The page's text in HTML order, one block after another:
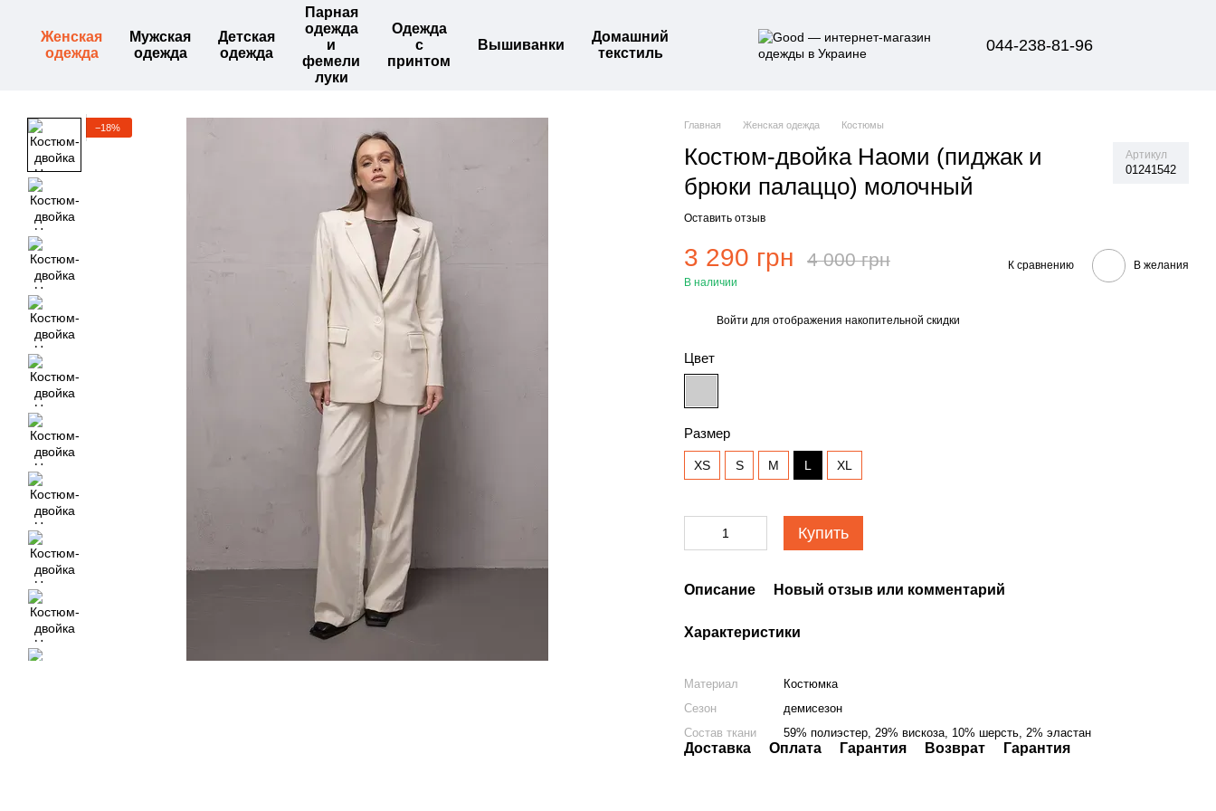
Женская
одежда
Мужская
одежда
Детская
одежда
Парная
одежда
и
фемели
луки
Одежда
с
принтом
Вышиванки
Домашний
текстиль
044-238-81-96
−18% Главная Женская одежда Костюмы
Костюм-двойка Наоми (пиджак и
брюки палаццо) молочный
Артикул
01241542
Оставить отзыв
3 290 грн 4 000 грн
В наличии
К сравнению В желания
Войти для отображения накопительной скидки
Цвет
Размер
XS S M L XL
Купить
Описание Новый отзыв или комментарий
Характеристики
Материал
Костюмка
Сезон
демисезон
Состав ткани
59% полиэстер, 29% вискоза, 10% шерсть, 2% эластан
Доставка Оплата Гарантия Возврат Гарантия